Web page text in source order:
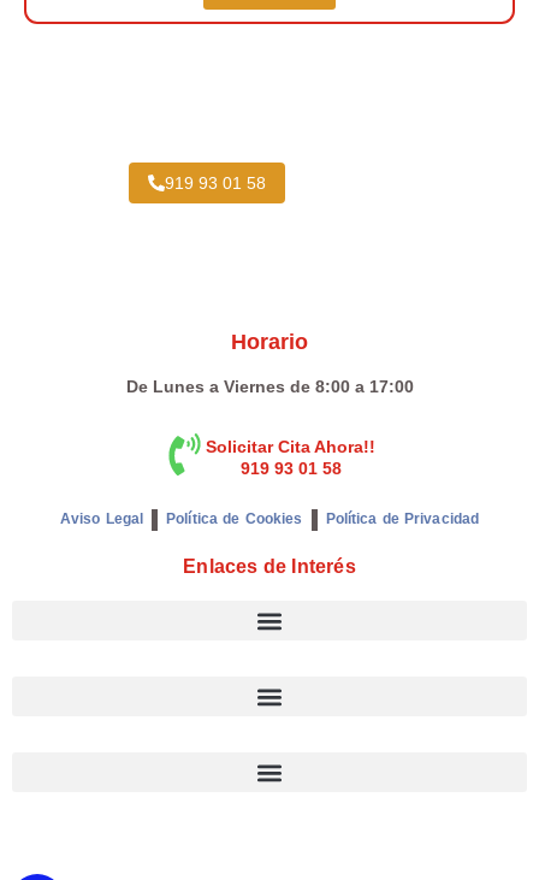
919 93 01 58
Horario
De Lunes a Viernes de 8:00 a 17:00
Solicitar Cita Ahora!!
919 93 01 58
Aviso Legal Política de Cookies Política de Privacidad
Enlaces de Interés